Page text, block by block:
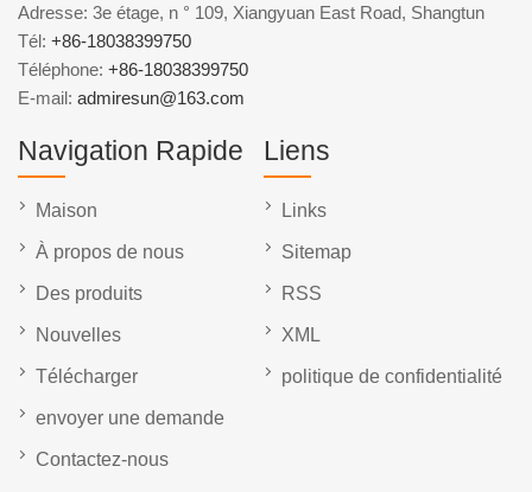
Adresse: 3e étage, n ° 109, Xiangyuan East Road, Shangtun
Tél: +86-18038399750
Téléphone: +86-18038399750
E-mail: admiresun@163.com
Navigation Rapide
Maison
À propos de nous
Des produits
Nouvelles
Télécharger
envoyer une demande
Contactez-nous
Liens
Links
Sitemap
RSS
XML
politique de confidentialité